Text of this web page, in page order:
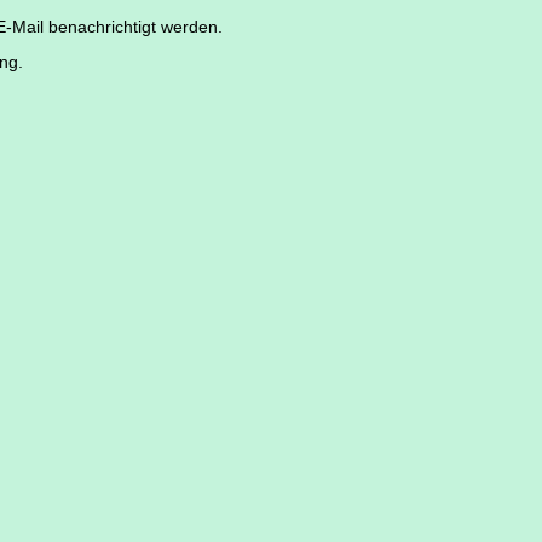
Mail benachrichtigt werden.